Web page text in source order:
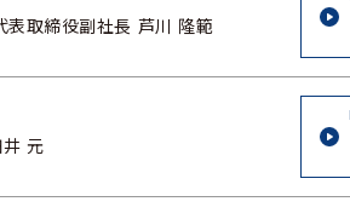
表取締役副社長 芦川 隆範
井 元